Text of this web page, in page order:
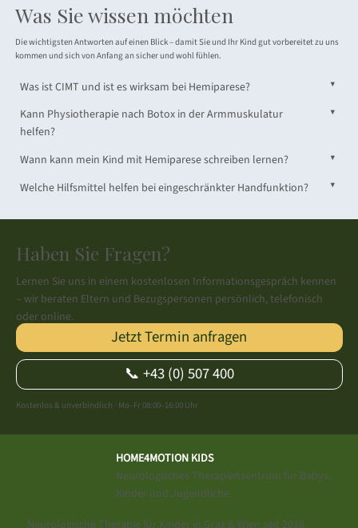
Was Sie wissen möchten
Die wichtigsten Antworten auf einen Blick – damit Sie und Ihr Kind gut vorbereitet zu uns
kommen und sich von Anfang an sicher und wohl fühlen.
▼
Was ist CIMT und ist es wirksam bei Hemiparese?
▼
Kann Physiotherapie nach Botox in der Armmuskulatur
helfen?
▼
Wann kann mein Kind mit Hemiparese schreiben lernen?
▼
Welche Hilfsmittel helfen bei eingeschränkter Handfunktion?
Haben Sie Fragen?
Lernen Sie uns in einem kostenlosen Informationsgespräch kennen
– wir beraten Eltern und Bezugspersonen persönlich, telefonisch
oder online.
Jetzt Termin anfragen
📞 +43 (0) 507 400
Kostenlos & unverbindlich · Mo–Fr 08:00–16:00 Uhr
HOME4MOTION KIDS
Neurologisches Therapienzentrum für Babys,
Kinder und Jugendliche.
Neurologische Therapie für Kinder in Graz & Wien seit 2018.